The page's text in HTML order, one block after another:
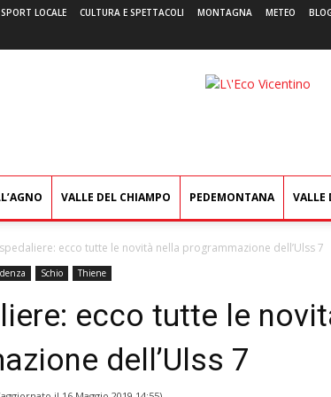
SPORT LOCALE CULTURA E SPETTACOLI MONTAGNA METEO
L'Eco
VALLE DEL CHIAMPO PEDEMONTANA VALLE
ecco tutte le novità nella programmazione dell’Ulss 7
Schio Thiene
ecco tutte le
dell’Ulss 7